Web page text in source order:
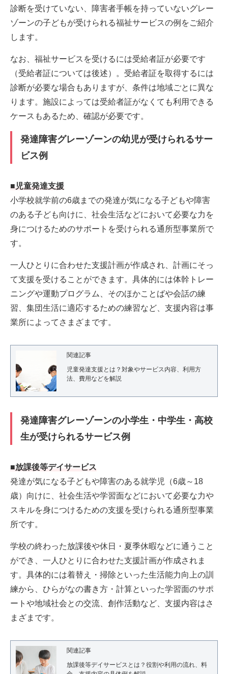
診断を受けていない、障害者手帳を持っていないグレー
ゾーンの子どもが受けられる福祉サービスの例をご紹介
します。
なお、福祉サービスを受けるには受給者証が必要です
（受給者証については後述）。受給者証を取得するには
診断が必要な場合もありますが、条件は地域ごとに異な
ります。施設によっては受給者証がなくても利用できる
ケースもあるため、確認が必要です。
発達障害グレーゾーンの幼児が受けられるサー
ビス例
■児童発達支援
小学校就学前の6歳までの発達が気になる子どもや障害
のある子ども向けに、社会生活などにおいて必要な力を
身につけるためのサポートを受けられる通所型事業所で
す。
一人ひとりに合わせた支援計画が作成され、計画にそっ
て支援を受けることができます。具体的には体幹トレー
ニングや運動プログラム、そのほかことばや会話の練
習、集団生活に適応するための練習など、支援内容は事
業所によってさまざまです。
関連記事
児童発達支援とは？対象やサービス内容、利用方
法、費用などを解説
発達障害グレーゾーンの小学生・中学生・高校
生が受けられるサービス例
■放課後等デイサービス
発達が気になる子どもや障害のある就学児（6歳～18
歳）向けに、社会生活や学習面などにおいて必要な力や
スキルを身につけるための支援を受けられる通所型事業
所です。
学校の終わった放課後や休日・夏季休暇などに通うこと
ができ、一人ひとりに合わせた支援計画が作成されま
す。具体的には着替え・掃除といった生活能力向上の訓
練から、ひらがなの書き方・計算といった学習面のサポ
ートや地域社会との交流、創作活動など、支援内容はさ
まざまです。
関連記事
放課後等デイサービスとは？役割や利用の流れ、料